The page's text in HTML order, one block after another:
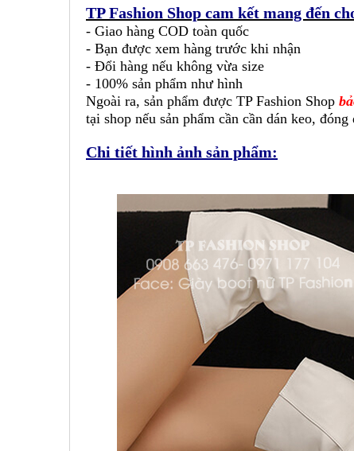
TP Fashion Shop cam kết mang đến
- Giao hàng COD toàn quốc
- Bạn được xem hàng trước khi nhận
- Đổi hàng nếu không vừa size
- 100% sản phẩm như hình
Ngoài ra, sản phẩm được TP Fashion Shop
tại shop nếu sản phẩm cần cần dán keo,
Chi tiết hình ảnh sản phẩm: